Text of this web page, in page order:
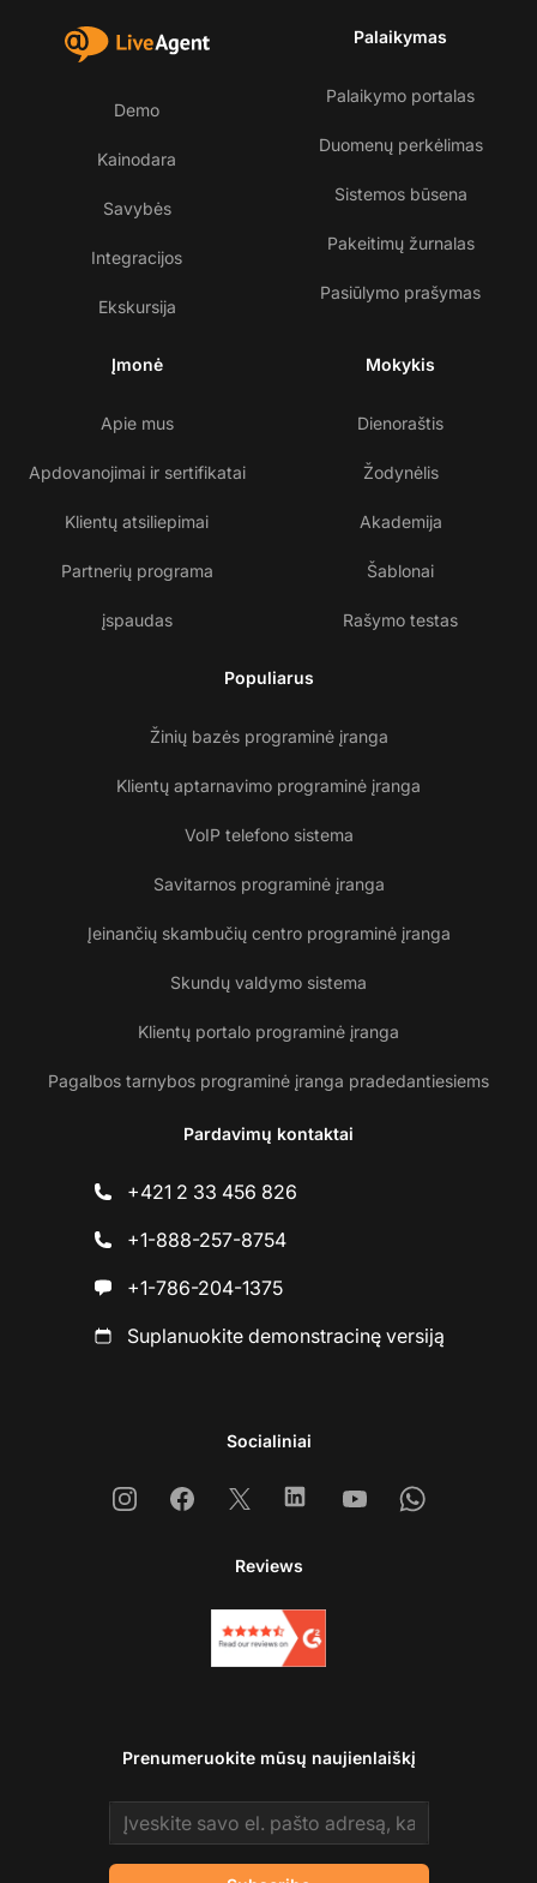
Demo
Kainodara
Savybės
Integracijos
Ekskursija
Palaikymas
Palaikymo portalas
Duomenų perkėlimas
Sistemos būsena
Pakeitimų žurnalas
Pasiūlymo prašymas
Įmonė
Apie mus
Apdovanojimai ir sertifikatai
Klientų atsiliepimai
Partnerių programa
įspaudas
Mokykis
Dienoraštis
Žodynėlis
Akademija
Šablonai
Rašymo testas
Populiarus
Žinių bazės programinė įranga
Klientų aptarnavimo programinė įranga
VoIP telefono sistema
Savitarnos programinė įranga
Įeinančių skambučių centro programinė įranga
Skundų valdymo sistema
Klientų portalo programinė įranga
Pagalbos tarnybos programinė įranga pradedantiesiems
Pardavimų kontaktai
+421 2 33 456 826
+1-888-257-8754
+1-786-204-1375
Suplanuokite demonstracinę versiją
Socialiniai
InstagramFacebook
X LinkedinYoutubeWhatsapp
Reviews
Prenumeruokite mūsų naujienlaiškį
Email address